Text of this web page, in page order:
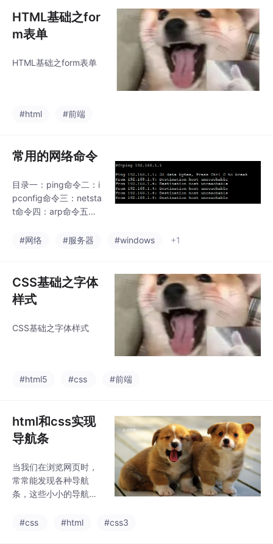
HTML基础之for
m表单
HTML基础之form表单
#html #前端
常用的网络命令
目录一：ping命令二：i
pconfig命令三：netsta
t命令四：arp命令五：n
acert命令八：rote命令
令，ipconfig命令，net
stat命令，arp命令，ne
t命令，at命令，tracert
at命令等。下面简单了
#网络 #服务器 #windows +1
CSS基础之字体
样式
CSS基础之字体样式
#html5 #css #前端
html和css实现
导航条
当我们在浏览网页时，
常常能发现各种导航
条，这些小小的导航条
好的获取我们想得到的
#css #html #css3